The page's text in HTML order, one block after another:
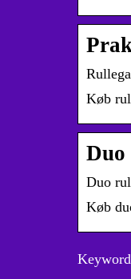
Køb
Duo
Duo
Køb